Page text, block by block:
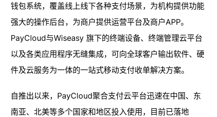
钱包系统，覆盖线上线下各种支付场景，为机构提供功能
强大的操作后台，为商户提供运营平台及商户APP。
PayCloud与Wiseasy 旗下的终端设备、终端管理云平台
以及各类应用程序无缝集成，可向全球客户输出软件、硬
件及云服务为一体的一站式移动支付收单解决方案。
自推出以来，PayCloud聚合支付云平台迅速在中国、东
南亚、北美等多个国家和地区投入使用，目前已落地